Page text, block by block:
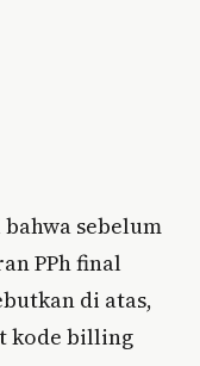
sebelum
PPh final
di atas,
kode billing